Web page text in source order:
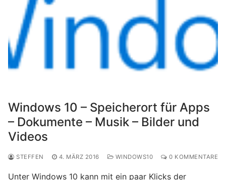
Windows 10 – Speicherort für Apps
– Dokumente – Musik – Bilder und
Videos
STEFFEN 4. MÄRZ 2016 WINDOWS10 0 KOMMENTARE
Unter Windows 10 kann mit ein paar Klicks der